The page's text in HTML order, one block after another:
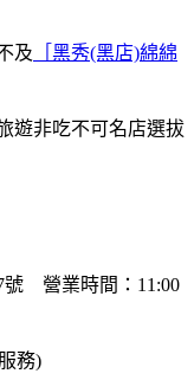
及 ［黑秀(黑店)綿綿
遊非吃不可名店選拔
號 營業時間：11:00
務)